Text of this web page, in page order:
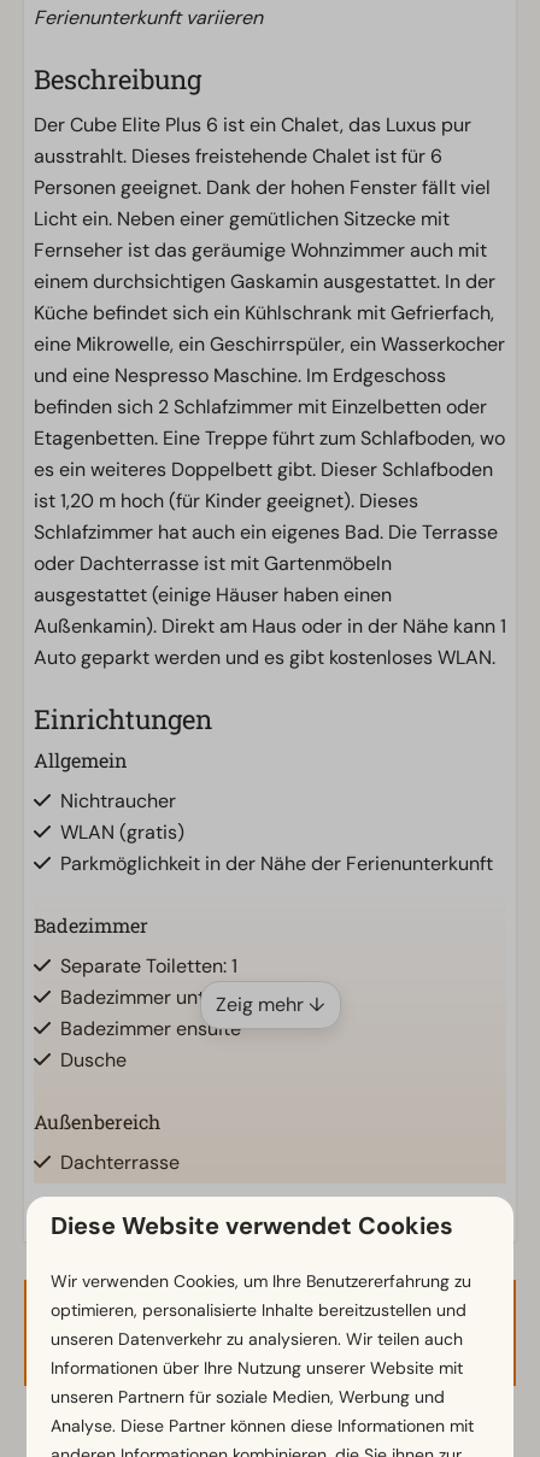
Ferienunterkunft variieren
Beschreibung
Der Cube Elite Plus 6 ist ein Chalet, das Luxus pur
ausstrahlt. Dieses freistehende Chalet ist für 6
Personen geeignet. Dank der hohen Fenster fällt viel
Licht ein. Neben einer gemütlichen Sitzecke mit
Fernseher ist das geräumige Wohnzimmer auch mit
einem durchsichtigen Gaskamin ausgestattet. In der
Küche befindet sich ein Kühlschrank mit Gefrierfach,
eine Mikrowelle, ein Geschirrspüler, ein Wasserkocher
und eine Nespresso Maschine. Im Erdgeschoss
befinden sich 2 Schlafzimmer mit Einzelbetten oder
Etagenbetten. Eine Treppe führt zum Schlafboden, wo
es ein weiteres Doppelbett gibt. Dieser Schlafboden
ist 1,20 m hoch (für Kinder geeignet). Dieses
Schlafzimmer hat auch ein eigenes Bad. Die Terrasse
oder Dachterrasse ist mit Gartenmöbeln
ausgestattet (einige Häuser haben einen
Außenkamin). Direkt am Haus oder in der Nähe kann 1
Auto geparkt werden und es gibt kostenloses WLAN.
Einrichtungen
Allgemein
Nichtraucher
WLAN (gratis)
Parkmöglichkeit in der Nähe der Ferienunterkunft
Badezimmer
Separate Toiletten: 1
Badezimmer unten: 2
Badezimmer ensuite
Dusche
Außenbereich
Dachterrasse
Sonnenschirm
Terrasse
Gartenmöbel
Küche
Kombi-Mikrowelle
Einbauküche
Zeig mehr ↓
Verfügbarkeit und Preis
2 Gäste
Diese Website verwendet Cookies
Wir verwenden Cookies, um Ihre Benutzererfahrung zu
optimieren, personalisierte Inhalte bereitzustellen und
unseren Datenverkehr zu analysieren. Wir teilen auch
Informationen über Ihre Nutzung unserer Website mit
unseren Partnern für soziale Medien, Werbung und
Analyse. Diese Partner können diese Informationen mit